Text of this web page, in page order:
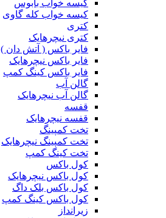
کیسه خواب بابوس
کیسه خواب کله گاوی
کتری
کتری نیچرهایک
فایر باکس ( آتش دان )
فایر باکس نیچرهایک
فایر باکس کینگ کمپ
گالن آب
گالن آب نیچرهایک
قفسه
قفسه نیچرهایک
تخت کمپینگ
تخت کمپینگ نیچرهایک
تخت کینگ کمپ
کول باکس
کول باکس نیچرهایک
کول باکس بلک داگ
کول باکس کینگ کمپ
زیرانداز